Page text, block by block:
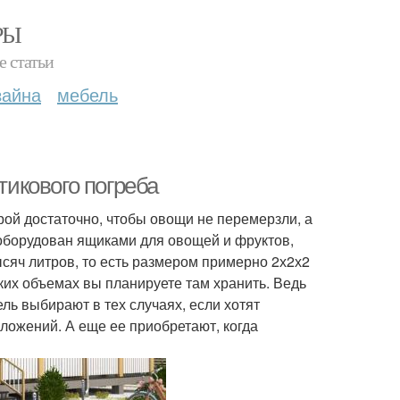
статьи
мебель
погреба
достаточно, чтобы овощи не перемерзли, а
ящиками для овощей и фруктов,
литров, то есть размером примерно 2х2х2
объемах вы планируете там хранить. Ведь
выбирают в тех случаях, если хотят
А еще ее приобретают, когда